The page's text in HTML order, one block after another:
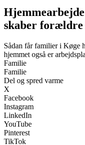
skaber forældre
Sådan får familier i Køge
hjemmet også er
Familie
Familie
Del og spred varme
X
Facebook
Instagram
LinkedIn
YouTube
Pinterest
TikTok